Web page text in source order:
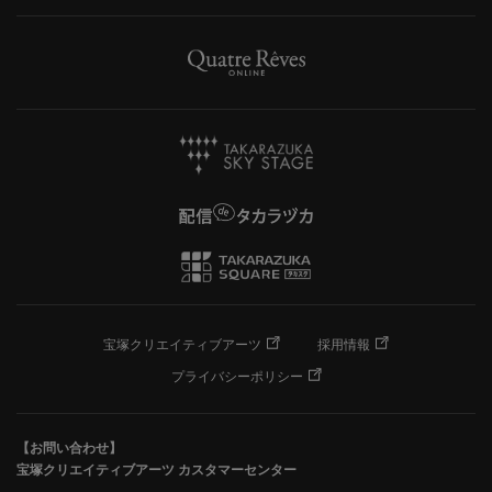
宝塚クリエイティブアーツ
採用情報
プライバシーポリシー
【お問い合わせ】
宝塚クリエイティブアーツ カスタマーセンター